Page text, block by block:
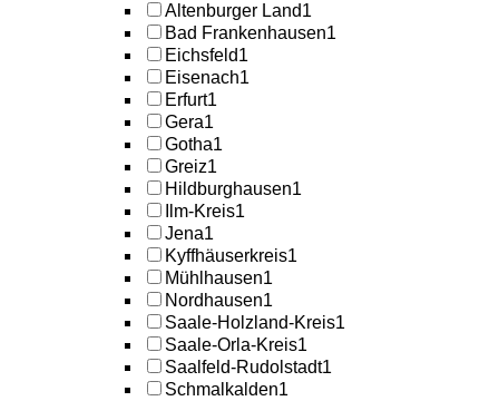
Altenburger Land1
Bad Frankenhausen1
Eichsfeld1
Eisenach1
Erfurt1
Gera1
Gotha1
Greiz1
Hildburghausen1
Ilm-Kreis1
Jena1
Kyffhäuserkreis1
Mühlhausen1
Nordhausen1
Saale-Holzland-Kreis1
Saale-Orla-Kreis1
Saalfeld-Rudolstadt1
Schmalkalden1